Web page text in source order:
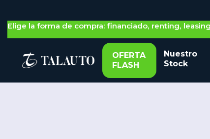
Elige la forma de compra: financiado, renting,
OFERTA
FLASH
Nuestro
Stock